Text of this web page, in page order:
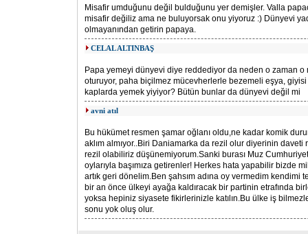
Misafir umduğunu değil bulduğunu yer demişler. Valla
misafir değiliz ama ne buluyorsak onu yiyoruz :) Dünyevi
olmayanından getirin papaya.
CELAL ALTINBAŞ
Papa yemeyi dünyevi diye reddediyor da neden o zaman o
oturuyor, paha biçilmez mücevherlerle bezemeli eşya, giyisi
kaplarda yemek yiyiyor? Bütün bunlar da dünyevi değil mi
avni atıl
Bu hükümet resmen şamar oğlanı oldu,ne kadar komik
aklım almıyor..Biri Daniamarka da rezil olur diyerinin daveti
rezil olabiliriz düşünemiyorum.Sanki burası Muz
oylarıyla başımıza getirenler! Herkes hata yapabilir bizde
artık geri dönelim.Ben şahsım adına oy vermedim kendimi
bir an önce ülkeyi ayağa kaldıracak bir partinin etrafında
yoksa hepiniz siyasete fikirlerinizle katılın.Bu ülke iş
sonu yok oluş olur.